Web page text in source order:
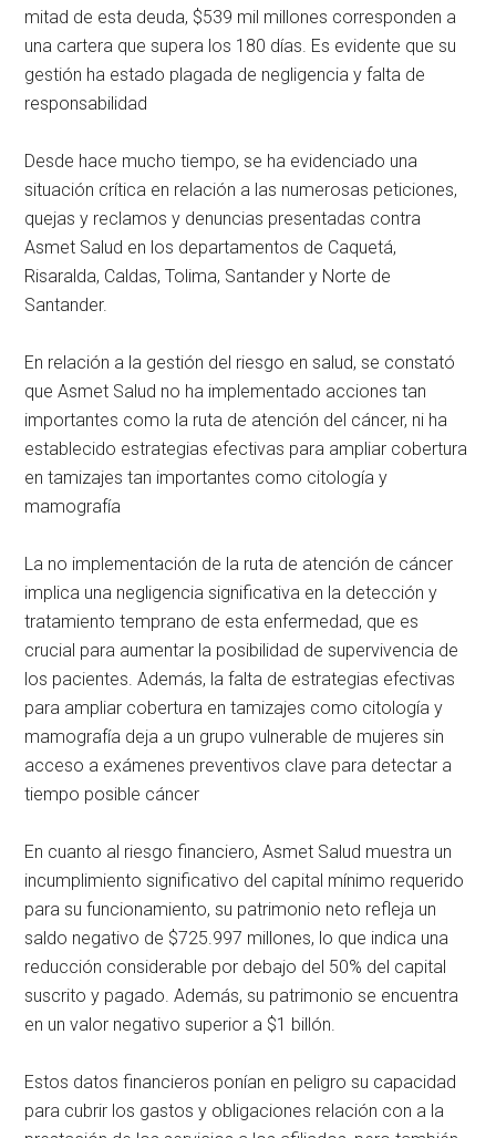
mitad de esta deuda, $539 mil millones corresponden a
una cartera que supera los 180 días. Es evidente que su
gestión ha estado plagada de negligencia y falta de
responsabilidad
Desde hace mucho tiempo, se ha evidenciado una
situación crítica en relación a las numerosas peticiones,
quejas y reclamos y denuncias presentadas contra
Asmet Salud en los departamentos de Caquetá,
Risaralda, Caldas, Tolima, Santander y Norte de
Santander.
En relación a la gestión del riesgo en salud, se constató
que Asmet Salud no ha implementado acciones tan
importantes como la ruta de atención del cáncer, ni ha
establecido estrategias efectivas para ampliar cobertura
en tamizajes tan importantes como citología y
mamografía
La no implementación de la ruta de atención de cáncer
implica una negligencia significativa en la detección y
tratamiento temprano de esta enfermedad, que es
crucial para aumentar la posibilidad de supervivencia de
los pacientes. Además, la falta de estrategias efectivas
para ampliar cobertura en tamizajes como citología y
mamografía deja a un grupo vulnerable de mujeres sin
acceso a exámenes preventivos clave para detectar a
tiempo posible cáncer
En cuanto al riesgo financiero, Asmet Salud muestra un
incumplimiento significativo del capital mínimo requerido
para su funcionamiento, su patrimonio neto refleja un
saldo negativo de $725.997 millones, lo que indica una
reducción considerable por debajo del 50% del capital
suscrito y pagado. Además, su patrimonio se encuentra
en un valor negativo superior a $1 billón.
Estos datos financieros ponían en peligro su capacidad
para cubrir los gastos y obligaciones relación con a la